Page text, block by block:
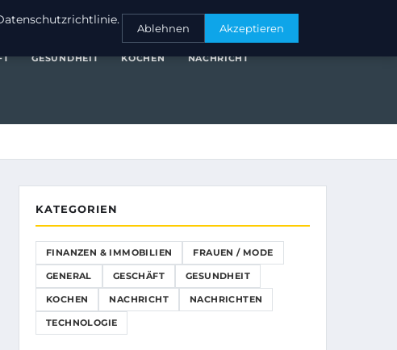
FINANZEN & IMMOBILIENFRAUEN / MODEGENERALGESCHÄFT
GESUNDHEIT KOCHEN NACHRICHT
KATEGORIEN
FINANZEN & IMMOBILIEN FRAUEN / MODE
GENERAL GESCHÄFT GESUNDHEIT
KOCHEN NACHRICHT NACHRICHTEN
TECHNOLOGIE
Ablehnen Akzeptieren